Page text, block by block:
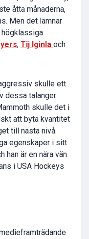
åtta månaderna,
Men det lämnar
, Tij Iginla och
skulle ett
dessa talanger
skulle det i
att byta kvantitet
till nästa nivå.
egenskaper i sitt
han är en nära vän
i USA Hockeys